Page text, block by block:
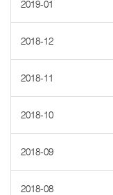
2019-01
2018-12
2018-11
2018-10
2018-09
2018-08